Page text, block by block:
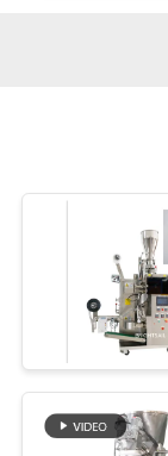
PRIVACY
POLICY